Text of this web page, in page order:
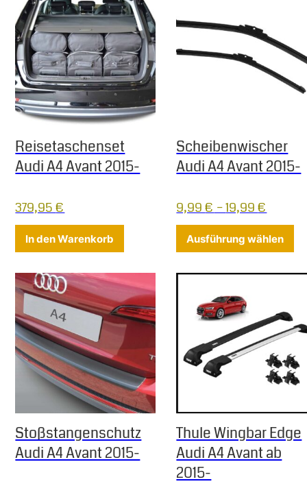
Reisetaschenset
Audi A4 Avant 2015-
379,95€
In den Warenkorb
Scheibenwischer
Audi A4 Avant 2015-
9,99€ –19,99€
Ausführung wählen
Stoßstangenschutz
Audi A4 Avant 2015-
Thule Wingbar Edge
Audi A4 Avant ab
2015-